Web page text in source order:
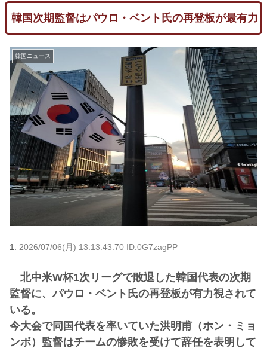
韓国次期監督はパウロ・ベント氏の再登板が最有力
韓国ニュース
1: 2026/07/06(月) 13:13:43.70 ID:0G7zagPP
北中米W杯1次リーグで敗退した韓国代表の次期
監督に、パウロ・ベント氏の再登板が有力視されて
いる。
今大会で同国代表を率いていた洪明甫（ホン・ミョ
ンボ）監督はチームの惨敗を受けて辞任を表明して